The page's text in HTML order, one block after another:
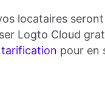
locataires
Logto Cloud
tarification pour en